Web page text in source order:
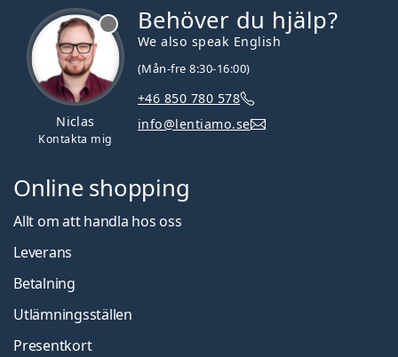
Niclas
Kontakta mig
Behöver du hjälp?
We also speak English
(Mån-fre 8:30-16:00)
+46 850 780 578
info@lentiamo.se
Online shopping
Allt om att handla hos oss
Leverans
Betalning
Utlämningsställen
Presentkort